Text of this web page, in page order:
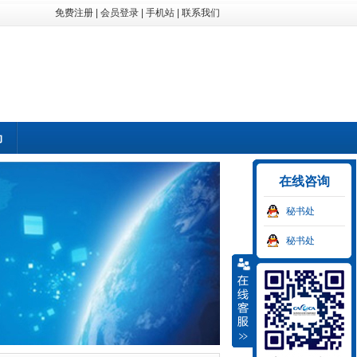
免费注册 会员登录 手机站 联系我们
在线咨询
秘书处
秘书处